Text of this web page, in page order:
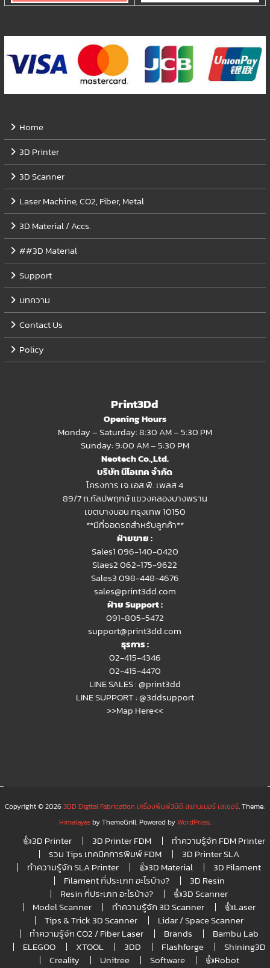
Home
3D Printer
3D Scanner
Laser Machine, CO2, Fiber, Metal
3D Material / Accs.
##3D Material
Support
บทความ
Contact Us
Policy
Print3Dd
Opening Hours
Monday – Saturday: 8:30 AM – 5:30 PM
Sunday: 9:00 AM – 5:30 PM
Neotech Co.,Ltd.
บริษัท นีโอเทค จำกัด
โครงการ เจ.เอส.พี. เพลส 4
89/7 ถ.กัลปพฤกษ์ แขวงคลองบางพราน
เขตบางบอน กรุงเทพ 10150
**มีที่จอดรถสำหรับลูกค้า**
ฝ่ายขาย :
Sales1 096-140-0420
Slaes2062-175-9622
Sales3 098-448-4676
sales@print3dd.com
ฝ่าย Support :
091-805-5472
support@print3dd.com
ธุรการ :
02-415-4346
02-415-4470
LINE SALES :@print3dd
LINE SUPPORT :@3ddsupport
>>Map Here<<
Copyright © 20263DD Digital Fabrication เครื่องพิมพ์3มิติ สแกนเนอร์ เลเซอร์. Theme:
Himalayasby ThemeGrill. Powered byWordPress.
👍3D Printer 3D Printer FDM
ทำความรู้จัก FDM Printer
รวม Tips เทคนิคการพิมพ์ FDM
3D Printer SLA
ทำความรู้จัก SLA Printer
👍3D Material
3D Filament
Filament กี่ประเภท อะไรบ้าง?
3D Resin
Resin กี่ประเภท อะไรบ้าง?
👍3D Scanner
Model Scanner
ทำความรู้จัก 3D Scanner
👍Laser
Tips & Trick 3D Scanner
Lidar / Space Scanner
ทำความรู้จัก CO2 / Fiber Laser
Brands
Bambu Lab
ELEGOO
XTOOL 3DD Flashforge
Shining3D
Creality
Unitree Software
👍Robot